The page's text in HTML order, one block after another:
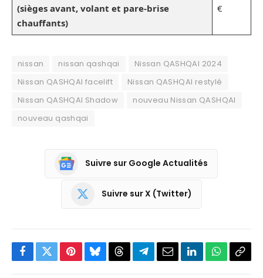
(sièges avant, volant et pare-brise
chauffants)
€
nissan nissan qashqai
Nissan QASHQAI 2024
Nissan QASHQAI facelift
Nissan QASHQAI restylé
Nissan QASHQAI Shadow
nouveau Nissan QASHQAI
nouveau qashqai
Suivre sur Google Actualités
Suivre sur X (Twitter)
Facebook
TwitterPinterestBlueskyThreadsPartagerEmailLinkedInWhatsApp